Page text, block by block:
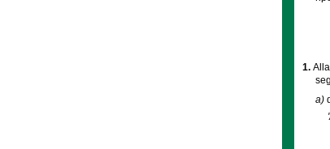
1.Alla
a)